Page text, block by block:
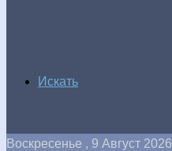
Искать
Воскресенье , 9 Август 2026